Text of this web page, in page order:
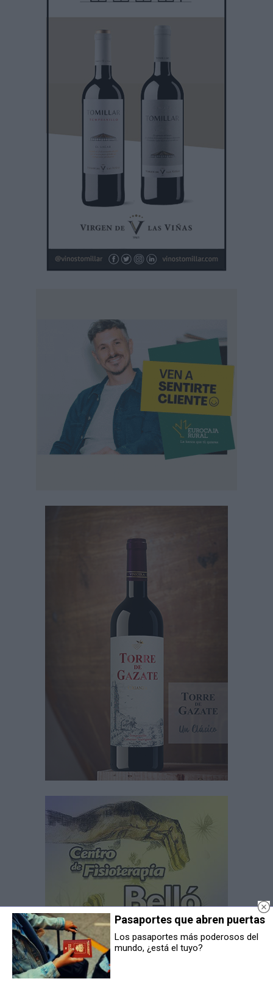
Pasaportes que abren puertas
Los pasaportes más poderosos del
mundo, ¿está el tuyo?